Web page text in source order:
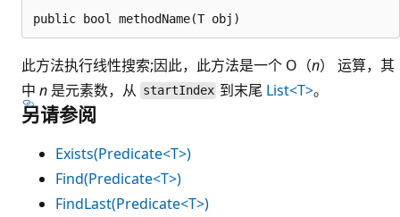
此方法执行线性搜索;因此，此方法是一个 O（n） 运算，其
中 n 是元素数，从 startIndex 到末尾 List<T>。
另请参阅
Exists(Predicate<T>)
Find(Predicate<T>)
FindLast(Predicate<T>)